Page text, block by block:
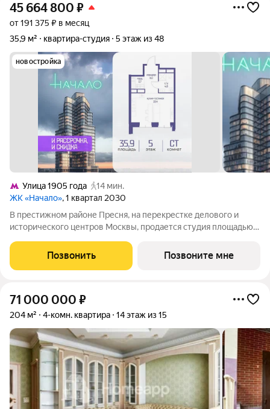
45 664 800 ₽
от 191 375 ₽ в месяц
35,9 м²
квартира-студия 5 этаж из 48
новостройка
Улица 1905 года
14 мин.
ЖК «Начало», 1 квартал 2030
В престижном районе Пресня, на перекрестке делового и
исторического центров Москвы, продается студия площадью
этажного дома, в новом элитном жилом комплексе «Начало»
от девелопера «Донстрой».
Позвонить Позвоните мне
71 000 000 ₽
204 м² 4-комн. квартира 14 этаж из 15